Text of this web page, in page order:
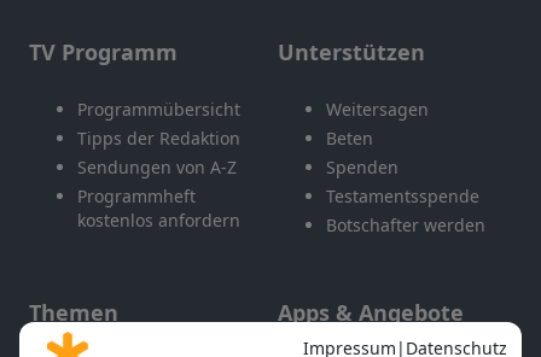
TV Programm
Programmübersicht
Tipps der Redaktion
Sendungen von A-Z
Programmheft
kostenlos anfordern
Unterstützen
Weitersagen
Beten
Spenden
Testamentsspende
Botschafter werden
Themen Apps & Angebote